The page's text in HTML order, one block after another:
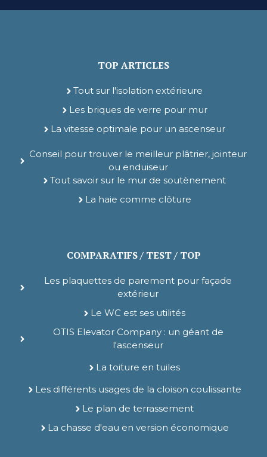
TOP ARTICLES
Tout sur l'isolation extérieure
Les briques de verre pour mur
La vitesse optimale pour un ascenseur
Conseil pour trouver le meilleur plâtrier, jointeur
ou enduiseur
Tout savoir sur le mur de soutènement
La haie comme clôture
COMPARATIFS / TEST / TOP
Les plaquettes de parement pour façade
extérieur
Le WC est ses utilités
OTIS Elevator Company : un géant de
l'ascenseur
La toiture en tuiles
Les différents usages de la cloison coulissante
Le plan de terrassement
La chasse d'eau en version économique